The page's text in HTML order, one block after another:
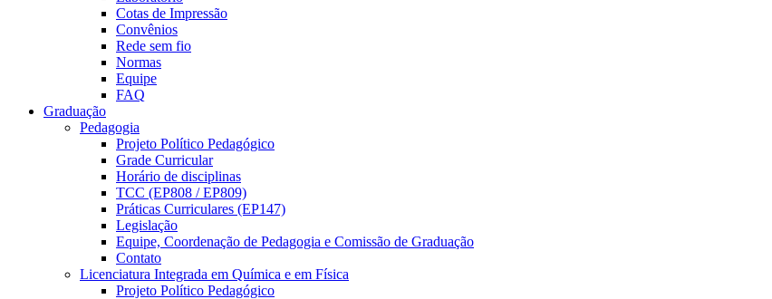
Cotas de Impressão
Convênios
Rede sem fio
Normas
Equipe
FAQ
Graduação
Pedagogia
Projeto Político Pedagógico
Grade Curricular
Horário de disciplinas
TCC (EP808 / EP809)
Práticas Curriculares (EP147)
Legislação
Equipe, Coordenação de Pedagogia e Comissão de Graduação
Contato
Licenciatura Integrada em Química e em Física
Projeto Político Pedagógico